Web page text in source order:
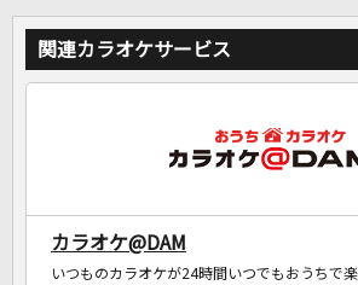
関連カラオケサービス
カラオケ@DAM
いつものカラオケが24時間いつでもおうちで楽